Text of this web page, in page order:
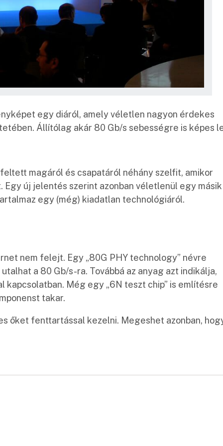
egy diáról, amely véletlen nagyon érdekes
Állítólag akár 80 Gb/s sebességre is képes
magáról és csapatáról néhány szelfit, amikor
új jelentés szerint azonban véletlenül egy másik
egy (még) kiadatlan technológiáról.
nem felejt. Egy „80G PHY technology” névre
a 80 Gb/s-ra. Továbbá az anyag azt indikálja,
Még egy „6N teszt chip” is említésre
takar.
őket fenttartással kezelni. Megeshet azonban,